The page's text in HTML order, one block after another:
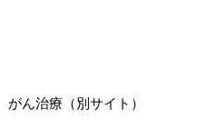
がん治療（別サイト）